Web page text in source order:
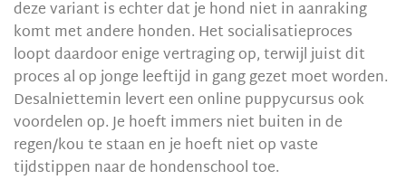
deze variant is echter dat je hond niet in aanraking
komt met andere honden. Het socialisatieproces
loopt daardoor enige vertraging op, terwijl juist dit
proces al op jonge leeftijd in gang gezet moet worden.
Desalniettemin levert een online puppycursus ook
voordelen op. Je hoeft immers niet buiten in de
regen/kou te staan en je hoeft niet op vaste
tijdstippen naar de hondenschool toe.